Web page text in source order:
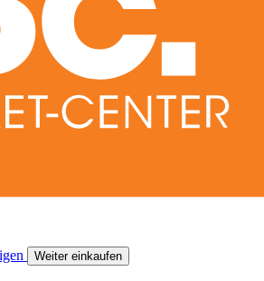
Weiter einkaufen